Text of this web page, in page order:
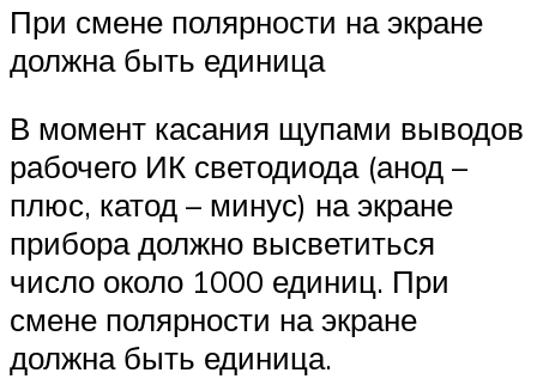
При смене полярности на экране
должна быть единица
В момент касания щупами выводов
рабочего ИК светодиода (анод –
плюс, катод – минус) на экране
прибора должно высветиться
число около 1000 единиц. При
смене полярности на экране
должна быть единица.